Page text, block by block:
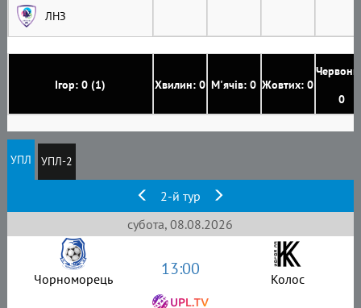
Ігор: 0 (1) Хвилин: 0 М'ячів: 0 Жовтих: 0
0
ЛНЗ
УПЛ УПЛ-2
2-й тур
субота, 08.08.2026
Чорноморець 13:00 Колос